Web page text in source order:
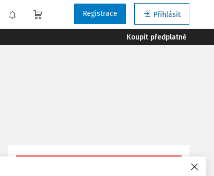
Přihlásit
Registrace
Koupit předplatné